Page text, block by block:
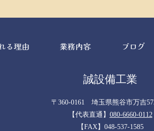
る理由 業務内容 ブログ
誠設備工業
〒360-0161 埼玉県熊谷市万吉
【代表直通】 080-6660-0112
【FAX】048-537-1585